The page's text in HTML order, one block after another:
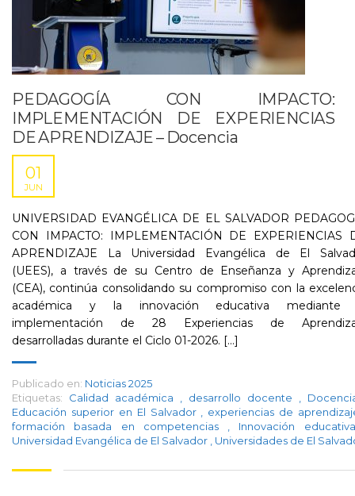
PEDAGOGÍA CON IMPACTO:
IMPLEMENTACIÓN DE EXPERIENCIAS
DE APRENDIZAJE – Docencia
01
JUN
UNIVERSIDAD EVANGÉLICA DE EL SALVADOR
CON IMPACTO: IMPLEMENTACIÓN DE EXPERIENCIAS
APRENDIZAJE La Universidad Evangélica de El
(UEES), a través de su Centro de Enseñanza y
(CEA), continúa consolidando su compromiso con la
académica y la innovación educativa mediante
implementación de 28 Experiencias de
desarrolladas durante el Ciclo 01-2026. [...]
Publicado en: Noticias 2025
Etiquetas:
Calidad académica desarrollo docente
Educación superior en El Salvador
experiencias de
formación basada en competencias
Innovación
Universidad Evangélica de El Salvador
Universidades de El